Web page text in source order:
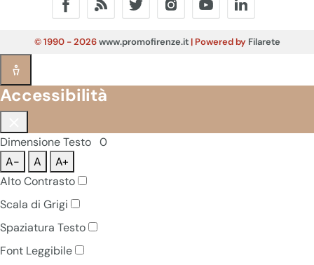
© 1990 - 2026www.promofirenze.it| Powered by Filarete
Accessibilità
Dimensione Testo 0
A-
A
A+
Alto Contrasto
Scala di Grigi
Spaziatura Testo
Font Leggibile